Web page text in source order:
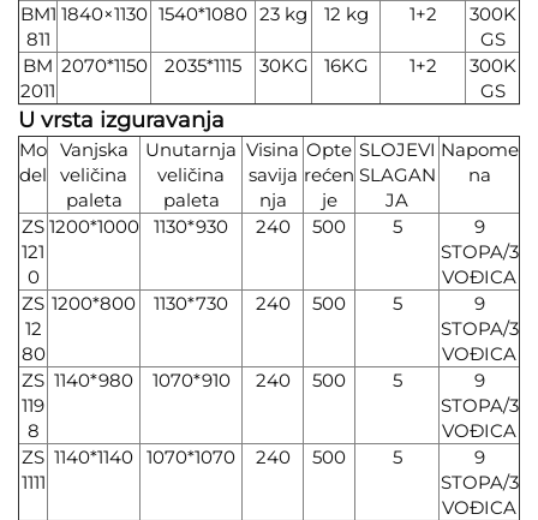
BM1
811
1840×1130 1540*1080 23 kg 12 kg 1+2
300K
GS
BM
2011
2070*1150 2035*1115 30KG 16KG 1+2
300K
GS
U vrsta izguravanja
Mo
del
Vanjska
veličina
paleta
Unutarnja
veličina
paleta
Visina
savija
nja
Opte
rećen
je
SLOJEVI
SLAGAN
JA
Napome
na
ZS
121
0
1200*1000 1130*930 240 500 5
9
STOPA/3
VOĐICA
ZS
12
80
1200*800 1130*730 240 500 5
9
STOPA/3
VOĐICA
ZS
119
8
1140*980 1070*910 240 500 5
9
STOPA/3
VOĐICA
ZS
1111
1140*1140 1070*1070 240 500 5
9
STOPA/3
VOĐICA